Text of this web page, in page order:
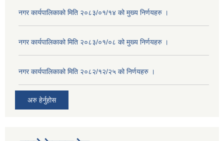
नगर कार्यपालिकाको मिति २०८३/०१/१४ को मुख्य निर्णयहरु ।
नगर कार्यपालिकाको मिति २०८३/०१/०८ को मुख्य निर्णयहरु ।
नगर कार्यपालिकाको मिति २०८२/१२/२५ को निर्णयहरु ।
अरु हेर्नुहोस